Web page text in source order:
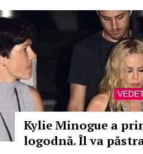
Kylie Minogue a
logodnă. Îl va